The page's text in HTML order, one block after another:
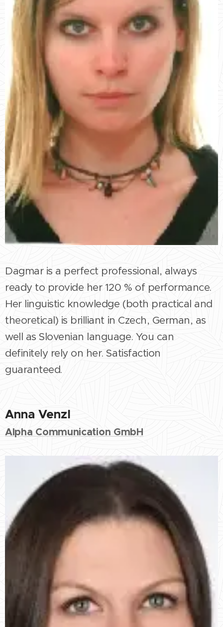
Dagmar is a perfect professional, always
ready to provide her 120 % of performance.
Her linguistic knowledge (both practical and
theoretical) is brilliant in Czech, German, as
well as Slovenian language. You can
definitely rely on her. Satisfaction
guaranteed.
Anna Venzl
Alpha Communication GmbH